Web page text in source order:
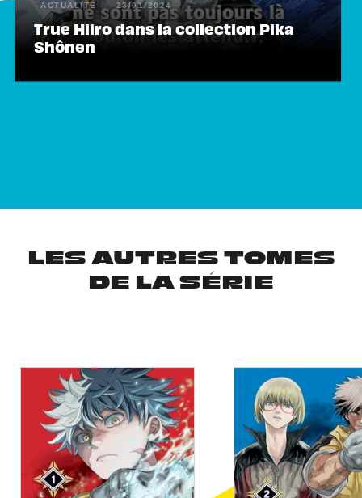
ACTUALITÉ 23/01/2024
True Hiiro dans la collection Pika
Shônen
LES AUTRES TOMES
DE LA SÉRIE